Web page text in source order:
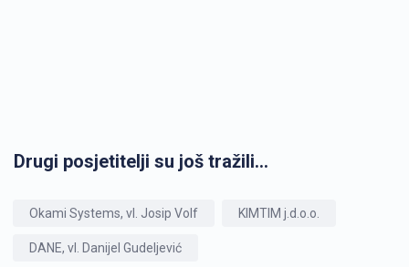
Drugi posjetitelji su još tražili...
Okami Systems, vl. Josip Volf KIMTIM j.d.o.o.
DANE, vl. Danijel Gudeljević